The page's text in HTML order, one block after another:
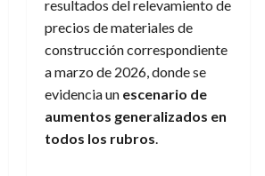
resultados del relevamiento de
precios de materiales de
construcción correspondiente
a marzo de 2026, donde se
evidencia un escenario de
aumentos generalizados en
todos los rubros.